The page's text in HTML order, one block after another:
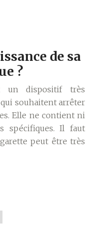
de sa
?
un dispositif très
souhaitent arrêter
Elle ne contient ni
spécifiques. Il faut
peut être très